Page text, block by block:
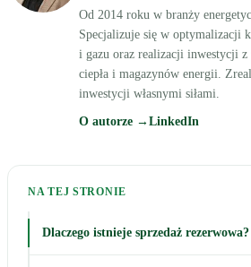
Od 2014 roku w branży
Specjalizuje się w optymalizacji
i gazu oraz realizacji inwestycji
ciepła i magazynów energii.
inwestycji własnymi siłami.
O autorze → LinkedIn
NA TEJ STRONIE
Dlaczego istnieje sprzedaż rezerwowa?